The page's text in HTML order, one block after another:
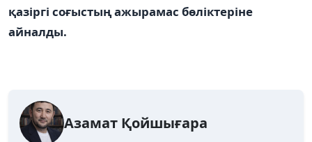
қазіргі соғыстың ажырамас бөліктеріне
айналды.
Азамат Қойшығара